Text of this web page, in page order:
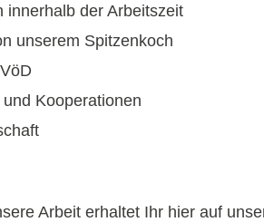
innerhalb der Arbeitszeit
unserem Spitzenkoch
Kooperationen
Arbeit erhaltet Ihr hier auf